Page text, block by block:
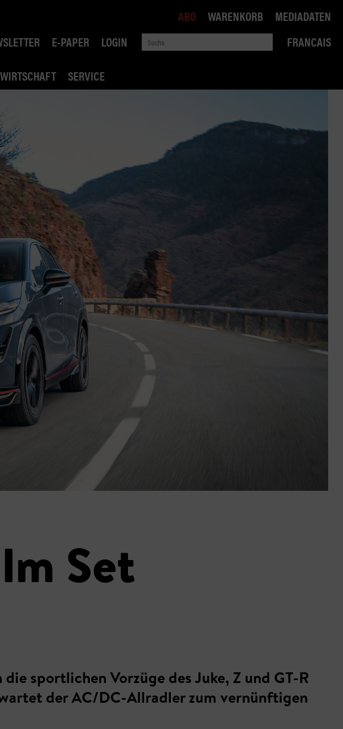
E-PAPER LOGIN
FRANCAIS
WIRTSCHAFT SERVICE
WETTBEWERB
ABO WARENKORB MEDIADATEN
Set
sportlichen Vorzüge des Juke, Z und GT-R
der AC/DC-Allradler zum vernünftigen